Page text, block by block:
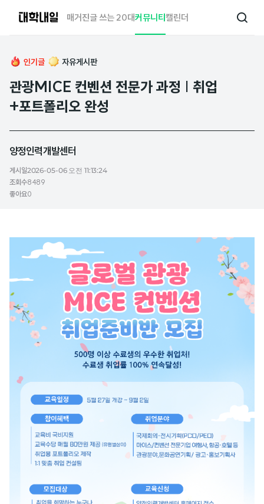
매거진글 쓰는 20대커뮤니티캘린더
검
인기글 자유게시판
관광MICE 컨벤션 전문가 과정 | 취업
+포트폴리오 완성
양정인력개발센터
게시일2026-05-06 오전 11:13:24
조회수8489
좋아요0